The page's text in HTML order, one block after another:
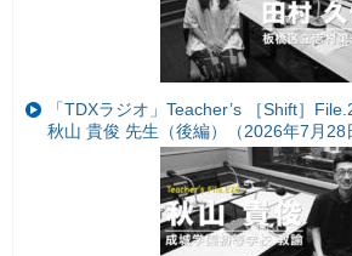
「TDXラジオ」Teacher’s ［Shift］
秋山 貴俊 先生（後編）（2026年7月28